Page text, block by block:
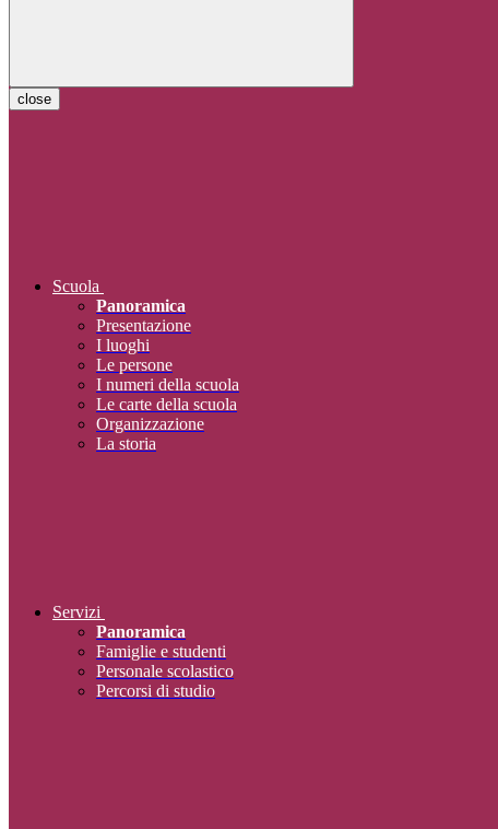
close
Scuola
Panoramica
Presentazione
I luoghi
Le persone
I numeri della scuola
Le carte della scuola
Organizzazione
La storia
Servizi
Panoramica
Famiglie e studenti
Personale scolastico
Percorsi di studio